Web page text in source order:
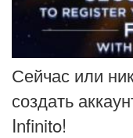
Сейчас или
создать
Infinito!